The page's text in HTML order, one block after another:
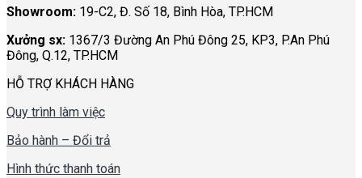
Showroom: 19-C2, Đ. Số 18, Bình Hòa, TP.HCM
Xưởng sx: 1367/3 Đường An Phú Đông 25, KP3, P.An Phú
Đông, Q.12, TP.HCM
HỖ TRỢ KHÁCH HÀNG
Quy trình làm việc
Bảo hành – Đổi trả
Hình thức thanh toán